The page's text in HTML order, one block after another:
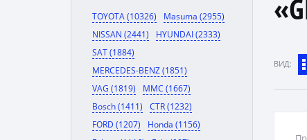
TOYOTA (10326)
Masuma (2955)
NISSAN (2441)
HYUNDAI (2333)
SAT (1884)
MERCEDES-BENZ (1851)
VAG (1819)
MMC (1667)
Bosch (1411)
CTR (1232)
FORD (1207)
Honda (1156)
ВИД: